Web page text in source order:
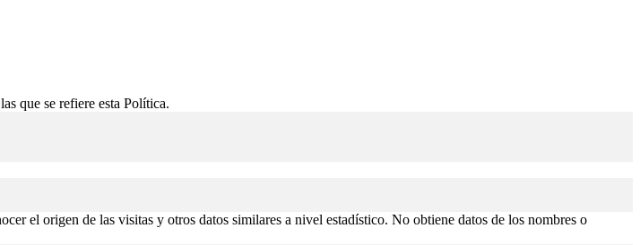
que se refiere esta Política.
el origen de las visitas y otros datos similares a nivel estadístico. No obtiene datos de los nombres o